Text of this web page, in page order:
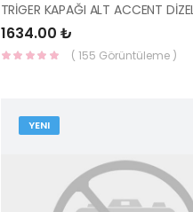
1634.00 ₺
( 155 Görüntüleme )
YENI